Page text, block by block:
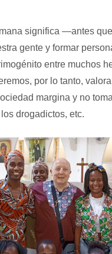
significa —antes
gente y formar
entre muchos
por lo tanto,
margina y no
drogadictos, etc.